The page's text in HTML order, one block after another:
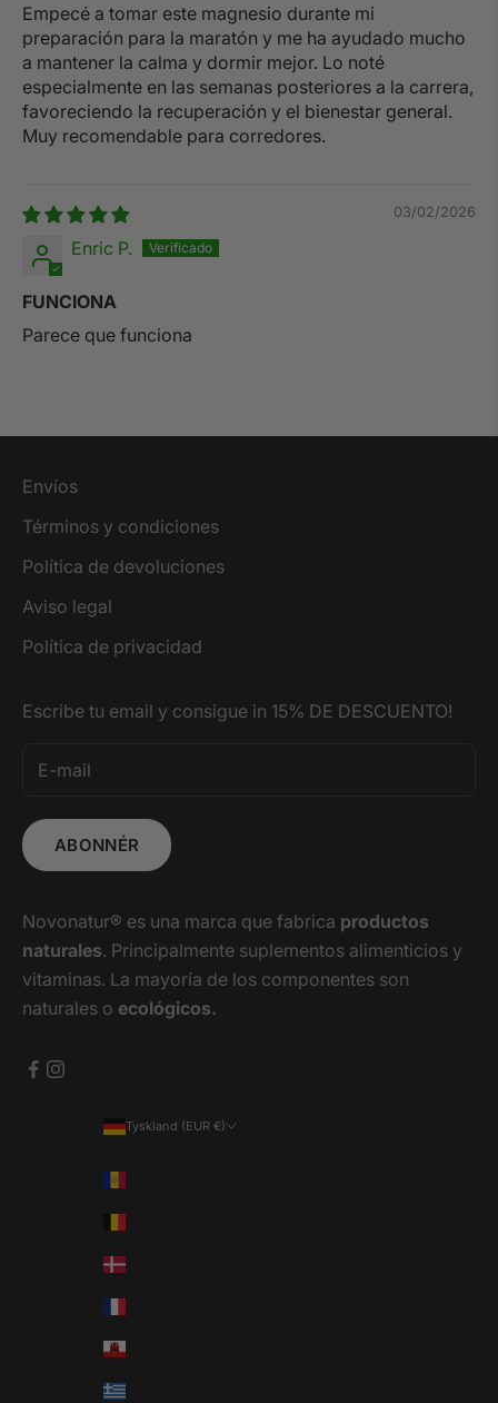
Empecé a tomar este magnesio durante mi
preparación para la maratón y me ha ayudado mucho
a mantener la calma y dormir mejor. Lo noté
especialmente en las semanas posteriores a la carrera,
favoreciendo la recuperación y el bienestar general.
Muy recomendable para corredores.
03/02/2026
Enric P.
FUNCIONA
Parece que funciona
Envíos
Términos y condiciones
Política de devoluciones
Aviso legal
Política de privacidad
Escribe tu email y consigue in 15% DE DESCUENTO!
ABONNÉR
Novonatur® es una marca que fabrica productos
naturales. Principalmente suplementos alimenticios y
vitaminas. La mayoría de los componentes son
naturales o ecológicos.
Tyskland (EUR €)